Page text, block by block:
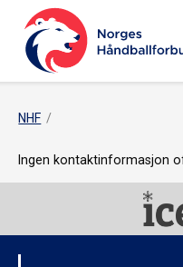
NHF
Ingen kontaktinformasjon